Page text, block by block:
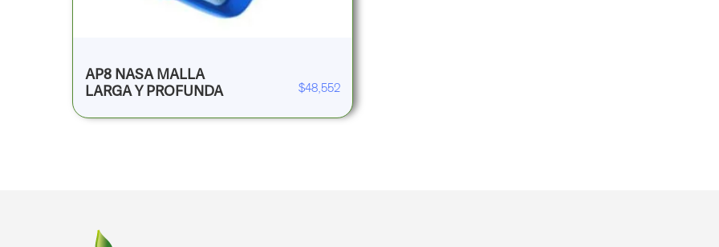
AP8 NASA MALLA
LARGA Y PROFUNDA
$48,552